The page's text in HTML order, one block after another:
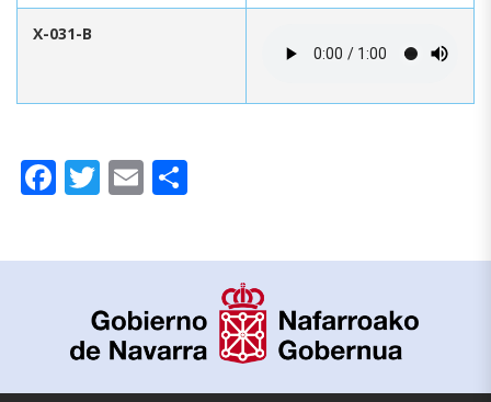
X-031-B
Facebook
Twitter
Email